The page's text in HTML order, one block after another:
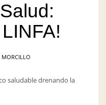
MORCILLO
saludable drenando la